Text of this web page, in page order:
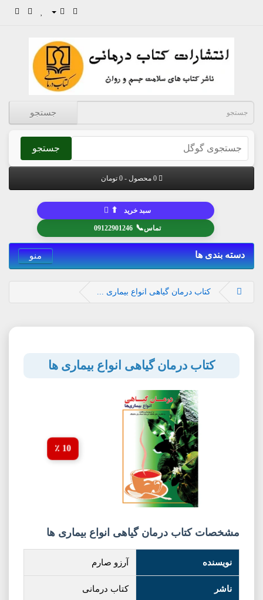
جستجو
جستجو
0 محصول - 0 تومان
تماس📞
09122901246
سبد خرید ⬆
دسته بندی ها منو
کتاب درمان گیاهی انواع بیماری ...
کتاب درمان گیاهی انواع بیماری ها
10 ٪
مشخصات کتاب درمان گیاهی انواع بیماری ها
نویسنده آرزو صارم
ناشر کتاب درمانی